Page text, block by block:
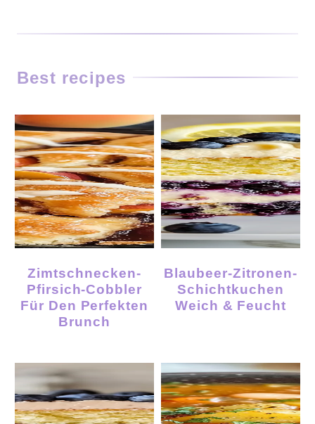
Best recipes
Zimtschnecken-
Pfirsich-Cobbler
Für Den Perfekten
Brunch
Blaubeer-Zitronen-
Schichtkuchen
Weich & Feucht